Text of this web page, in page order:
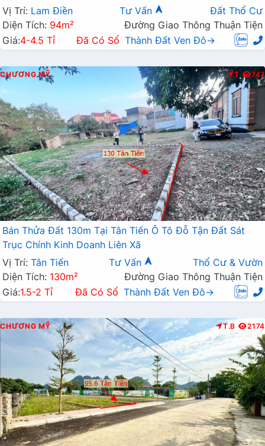
Liên Xã
Vị Trí: Lam Điền Tư Vấn
Đất Thổ Cư
Diện Tích: 94m²
Đường Giao Thông Thuận Tiện
Giá:4-4.5 Tỉ Đã Có Sổ Thành Đất Ven Đô→
CHƯƠNG MỸ T 747
Bán Thửa Đất 130m Tại Tân Tiến Ô Tô Đỗ Tận Đất Sát
Trục Chính Kinh Doanh Liên Xã
Vị Trí: Tân Tiến Tư Vấn
Thổ Cư & Vườn
Diện Tích: 130m²
Đường Giao Thông Thuận Tiện
Giá:1.5-2 Tỉ Đã Có Sổ Thành Đất Ven Đô→
CHƯƠNG MỸ T.B 2174